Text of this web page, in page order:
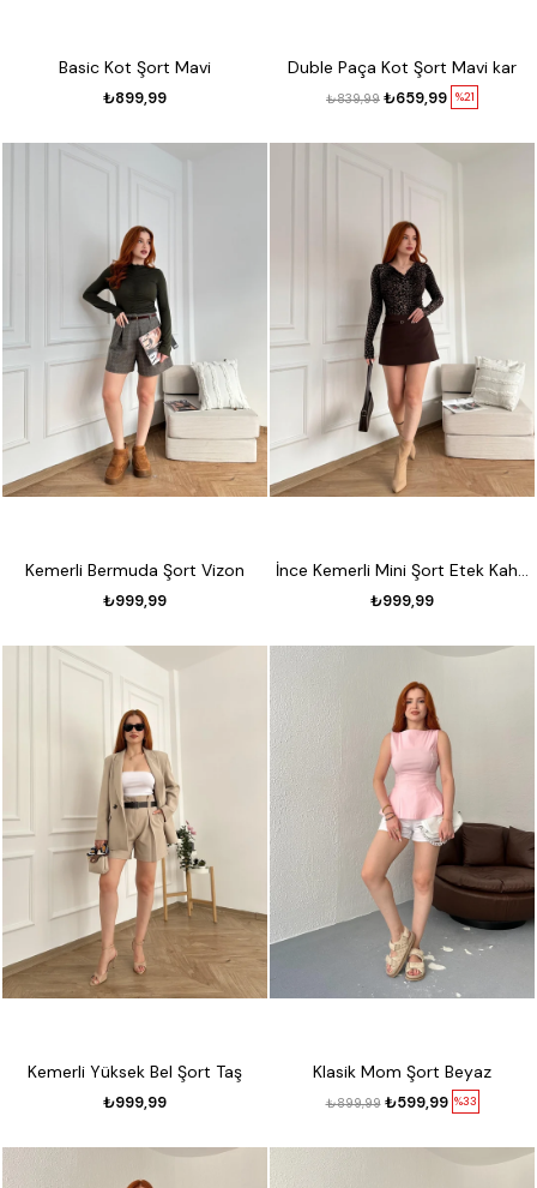
Basic Kot Şort Mavi
₺899,99
Duble Paça Kot Şort Mavi kar
%21
₺659,99
₺839,99
Kemerli Bermuda Şort Vizon
₺999,99 ₺999,99
Kemerli Yüksek Bel Şort Taş
₺999,99
Klasik Mom Şort Beyaz
%33
₺599,99
₺899,99